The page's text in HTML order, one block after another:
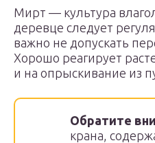
Мирт — культура
деревце следует
важно не допускать
Хорошо реагирует
и на опрыскивание из
Обратите
крана,